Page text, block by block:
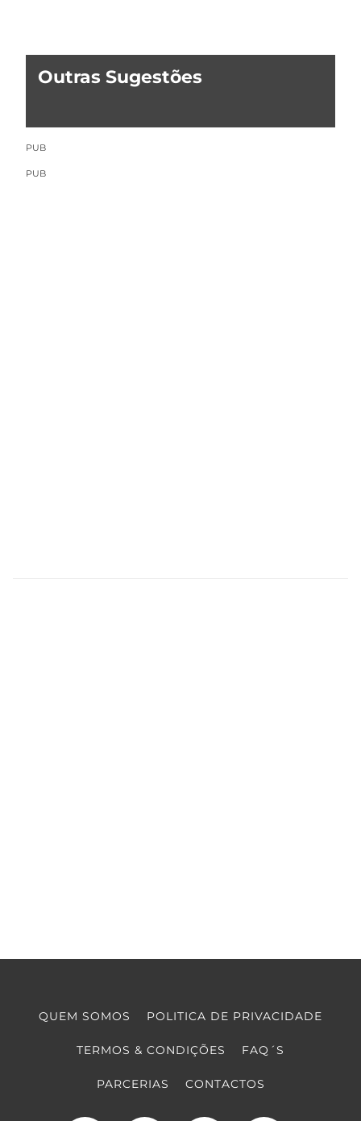
Outras Sugestões
PUB
PUB
QUEM SOMOS POLITICA DE PRIVACIDADE
TERMOS & CONDIÇÕES FAQ´S
PARCERIAS CONTACTOS